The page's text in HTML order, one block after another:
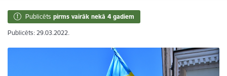
Publicēts pirms vairāk nekā 4 gadiem
Publicēts: 29.03.2022.